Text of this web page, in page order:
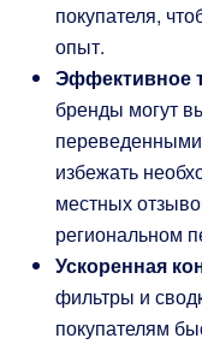
покупателя,
опыт.
Эффективное
бренды могут
избежать
местных
региональном
Ускоренная
фильтры и
покупателям